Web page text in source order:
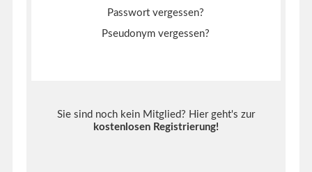
Passwort vergessen?
Pseudonym vergessen?
Sie sind noch kein Mitglied? Hier geht's zur
kostenlosen Registrierung!